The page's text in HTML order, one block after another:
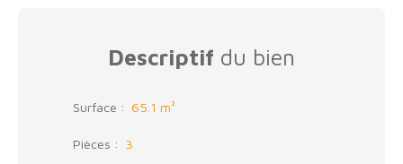
Descriptif du bien
Surface : 65.1 m²
Pièces : 3